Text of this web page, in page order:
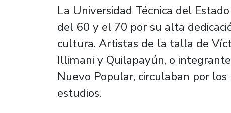
La Universidad Técnica del
del 60 y el 70 por su alta
cultura. Artistas de la talla de
Illimani y Quilapayún, o
Nuevo Popular, circulaban por
estudios.